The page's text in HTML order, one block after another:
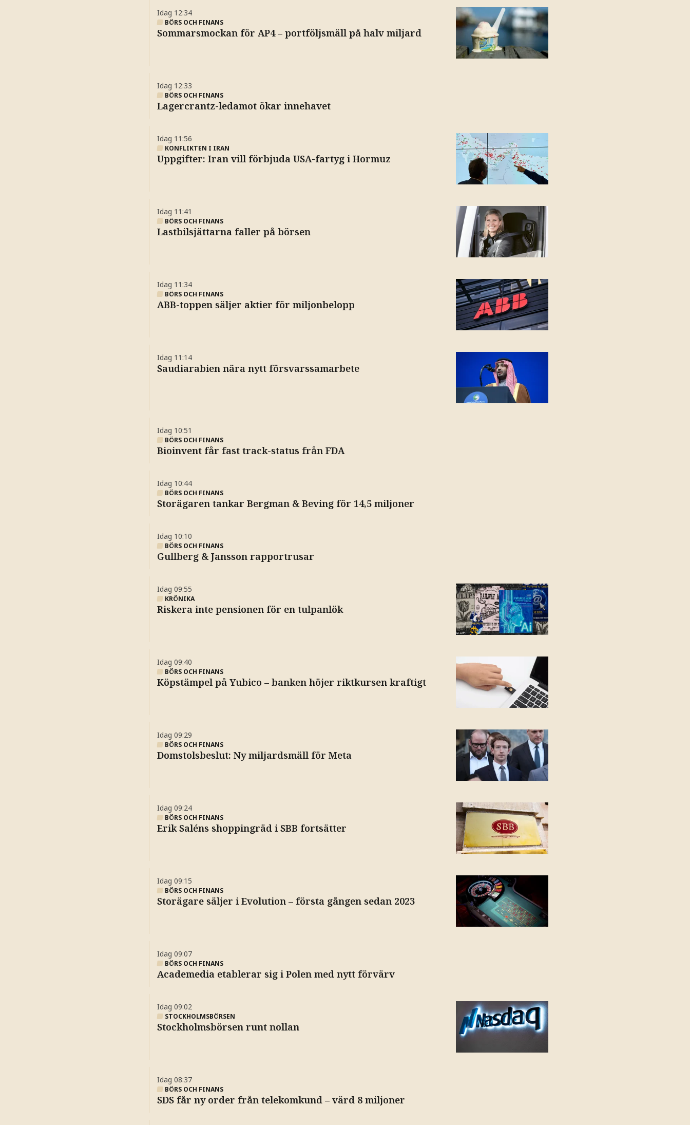
Idag 12:34
BÖRS OCH FINANS
Sommarsmockan för AP4 – portföljsmäll på halv miljard
Idag 12:33
BÖRS OCH FINANS
Lagercrantz-ledamot ökar innehavet
Idag 11:56
KONFLIKTEN I IRAN
Uppgifter: Iran vill förbjuda USA-fartyg i Hormuz
Idag 11:41
BÖRS OCH FINANS
Lastbilsjättarna faller på börsen
Idag 11:34
BÖRS OCH FINANS
ABB-toppen säljer aktier för miljonbelopp
Idag 11:14
Saudiarabien nära nytt försvarssamarbete
Idag 10:51
BÖRS OCH FINANS
Bioinvent får fast track-status från FDA
Idag 10:44
BÖRS OCH FINANS
Storägaren tankar Bergman & Beving för 14,5 miljoner
Idag 10:10
BÖRS OCH FINANS
Gullberg & Jansson rapportrusar
Idag 09:55
KRÖNIKA
Riskera inte pensionen för en tulpanlök
Idag 09:40
BÖRS OCH FINANS
Köpstämpel på Yubico – banken höjer riktkursen kraftigt
Idag 09:29
BÖRS OCH FINANS
Domstolsbeslut: Ny miljardsmäll för Meta
Idag 09:24
BÖRS OCH FINANS
Erik Saléns shoppingräd i SBB fortsätter
Idag 09:15
BÖRS OCH FINANS
Storägare säljer i Evolution – första gången sedan 2023
Idag 09:07
BÖRS OCH FINANS
Academedia etablerar sig i Polen med nytt förvärv
Idag 09:02
STOCKHOLMSBÖRSEN
Stockholmsbörsen runt nollan
Idag 08:37
BÖRS OCH FINANS
SDS får ny order från telekomkund – värd 8 miljoner